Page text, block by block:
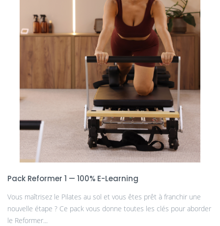
Pack Reformer 1 — 100% E-Learning
Vous maîtrisez le Pilates au sol et vous êtes prêt à franchir une
nouvelle étape ? Ce pack vous donne toutes les clés pour aborder
le Reformer...